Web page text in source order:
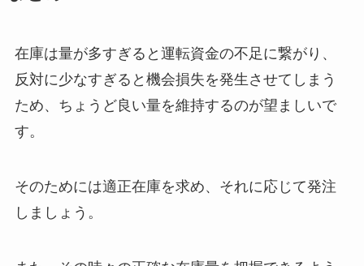
在庫は量が多すぎると運転資金の不足に繋がり、
反対に少なすぎると機会損失を発生させてしまう
ため、ちょうど良い量を維持するのが望ましいで
す。
そのためには適正在庫を求め、それに応じて発注
しましょう。